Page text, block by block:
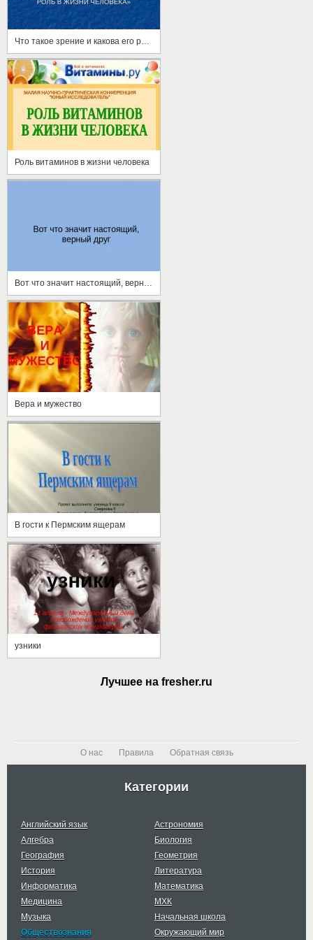
Роль витаминов в жизни человека
Вера и мужество
В гости к Пермским ящерам
узники
Лучшее на fresher.ru
О нас Правила Обратная связь
Категории
Английский язык
Астрономия
Алгебра
Биология
География
Геометрия
История
Литература
Информатика
Математика
Медицина
МХК
Музыка
Начальная школа
Обществознания
Окружающий мир